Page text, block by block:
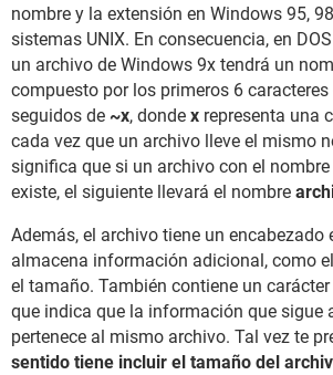
nombre y la extensión en Windows 95,
sistemas UNIX. En consecuencia, en
un archivo de Windows 9x tendrá un
compuesto por los primeros 6
seguidos de ~x, donde x representa una
cada vez que un archivo lleve el mismo
significa que si un archivo con el nombre
existe, el siguiente llevará el nombre
Además, el archivo tiene un encabezado
almacena información adicional, como
el tamaño. También contiene un
que indica que la información que sigue
pertenece al mismo archivo. Tal vez te
sentido tiene incluir el tamaño del